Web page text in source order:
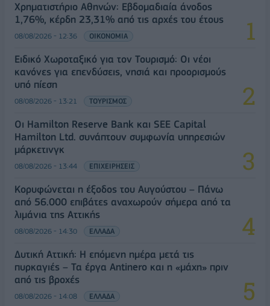
Χρηματιστήριο Αθηνών: Εβδομαδιαία άνοδος
1,76%, κέρδη 23,31% από τις αρχές του έτους
08/08/2026 - 12:36 ΟΙΚΟΝΟΜΙΑ
Ειδικό Χωροταξικό για τον Τουρισμό: Οι νέοι
κανόνες για επενδύσεις, νησιά και προορισμούς
υπό πίεση
08/08/2026 - 13:21 ΤΟΥΡΙΣΜΟΣ
Οι Hamilton Reserve Bank και SEE Capital
Hamilton Ltd. συνάπτουν συμφωνία υπηρεσιών
μάρκετινγκ
08/08/2026 - 13:44 ΕΠΙΧΕΙΡΗΣΕΙΣ
Κορυφώνεται η έξοδος του Αυγούστου – Πάνω
από 56.000 επιβάτες αναχωρούν σήμερα από τα
λιμάνια της Αττικής
08/08/2026 - 14:30 ΕΛΛΑΔΑ
Δυτική Αττική: Η επόμενη ημέρα μετά τις
πυρκαγιές – Τα έργα Antinero και η «μάχη» πριν
από τις βροχές
08/08/2026 - 14:08 ΕΛΛΑΔΑ